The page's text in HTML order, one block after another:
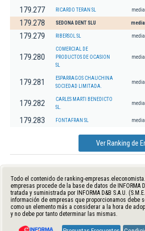
179.277 RICARDO TERAN SL
179.278 SEDONA DENT SLU
179.279 RIBERSOL SL
179.280
COMERCIAL DE
PRODUCTOS DE OCASION
SL
179.281
ESPARRAGOS CHAUCHINA
SOCIEDAD LIMITADA.
179.282
CARLES MARTI BENEDICTO
SL.
179.283 FONTAFRAN SL
Ver Ranking de
Todo el contenido de ranking-
empresas procede de la base de datos de INFORMA
tratada y suministrada por INFORMA D&B S.A.U.
información de empresas que proporcionamos debe
como un elemento más a considerar a la hora de
y no debe por tanto determinar las mismas.